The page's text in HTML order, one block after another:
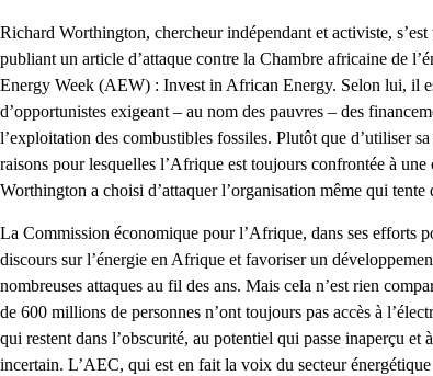
Richard Worthington, chercheur indépendant et activiste,
publiant un article d’attaque contre la Chambre africaine de
Energy Week (AEW) : Invest in African Energy. Selon lui, il
d’opportunistes exigeant – au nom des pauvres – des
l’exploitation des combustibles fossiles. Plutôt que d’utiliser
raisons pour lesquelles l’Afrique est toujours confrontée à
Worthington a choisi d’attaquer l’organisation même qui tente
La Commission économique pour l’Afrique, dans ses efforts
discours sur l’énergie en Afrique et favoriser un
nombreuses attaques au fil des ans. Mais cela n’est rien
de 600 millions de personnes n’ont toujours pas accès à
qui restent dans l’obscurité, au potentiel qui passe inaperçu
incertain. L’AEC, qui est en fait la voix du secteur